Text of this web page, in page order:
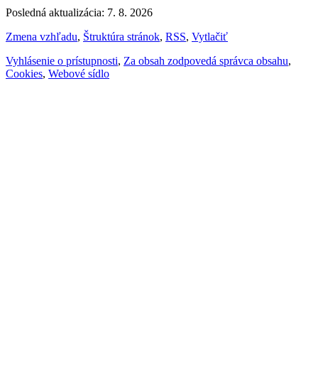
Posledná aktualizácia: 7. 8. 2026
Zmena vzhľadu, Štruktúra stránok, RSS, Vytlačiť
Vyhlásenie o prístupnosti, Za obsah zodpovedá správca obsahu,
Cookies, Webové sídlo